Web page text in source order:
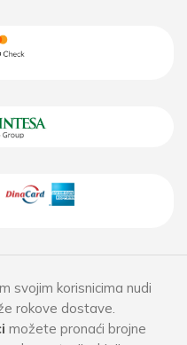
svojim korisnicima nudi
rokove dostave.
možete pronaći brojne